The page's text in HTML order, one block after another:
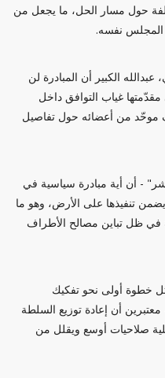
حول مسار الحل، ما يجعل من
نفسه.
الكبير أن المبادرة لن
غياب التوافق داخل
من أعضائه حول تفاصيل
- أن أية مبادرة سياسية في
تنفيذها على الأرض، وهو ما
في ظل تباين مصالح الأطراف
خطوة أولى نحو تفكيك
أن إعادة توزيع السلطة
صلاحيات أوسع ويقلل من